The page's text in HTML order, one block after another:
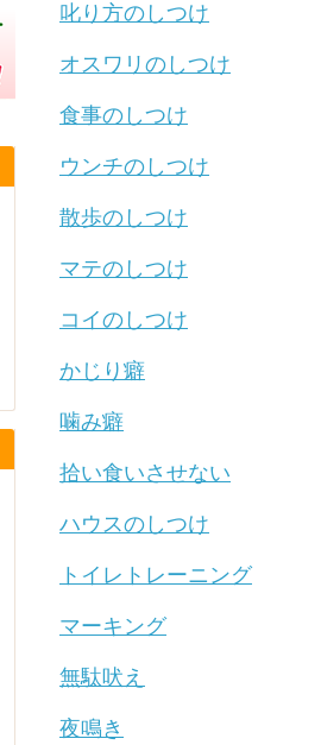
叱り方のしつけ
オスワリのしつけ
食事のしつけ
ウンチのしつけ
散歩のしつけ
マテのしつけ
コイのしつけ
かじり癖
噛み癖
拾い食いさせない
ハウスのしつけ
トイレトレーニング
マーキング
無駄吠え
夜鳴き